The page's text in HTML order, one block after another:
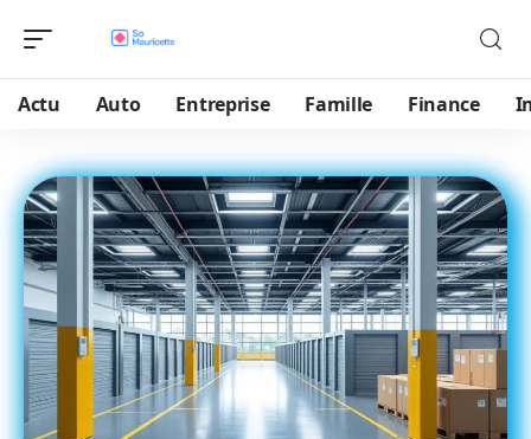
Actu Auto Entreprise Famille Finance